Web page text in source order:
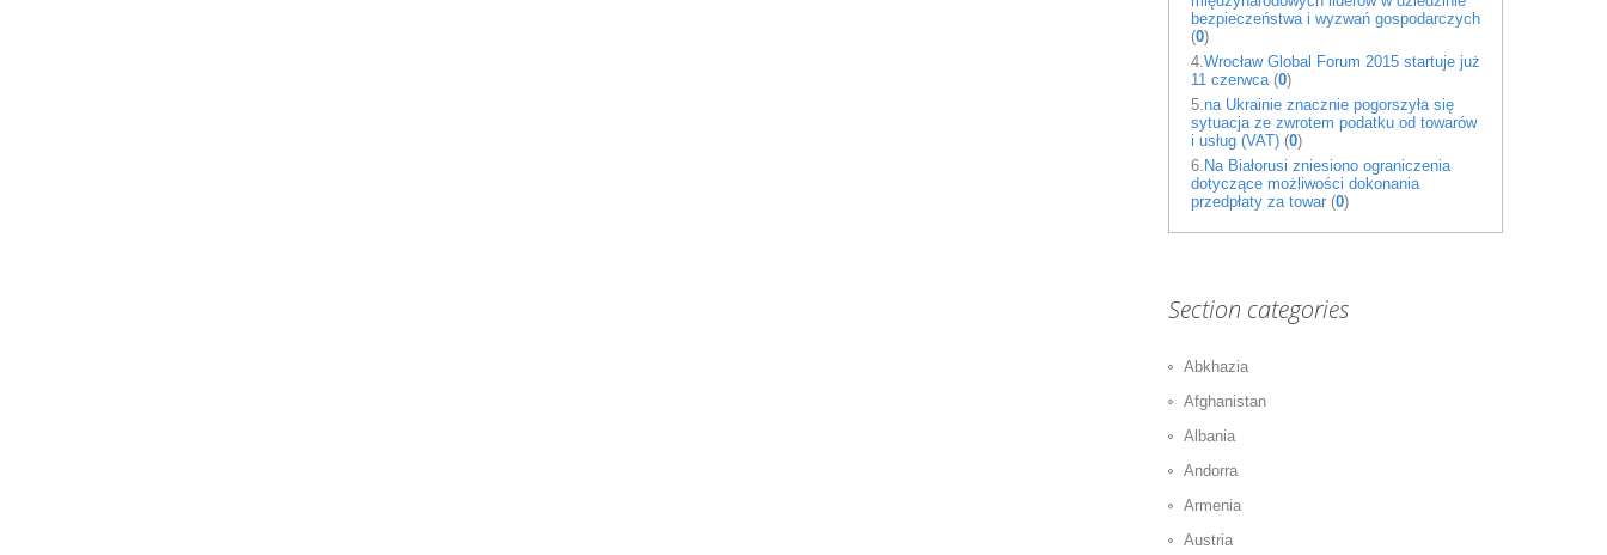
bezpieczeństwa i wyzwań gospodarczych
(0)
4.Wrocław Global Forum 2015 startuje już
11 czerwca (0)
5.na Ukrainie znacznie pogorszyła się
sytuacja ze zwrotem podatku od towarów
i usług (VAT) (0)
6. Na Białorusi zniesiono ograniczenia
dotyczące możliwości dokonania
przedpłaty za towar (0)
Section categories
Abkhazia
Afghanistan
Albania
Andorra
Armenia
Austria